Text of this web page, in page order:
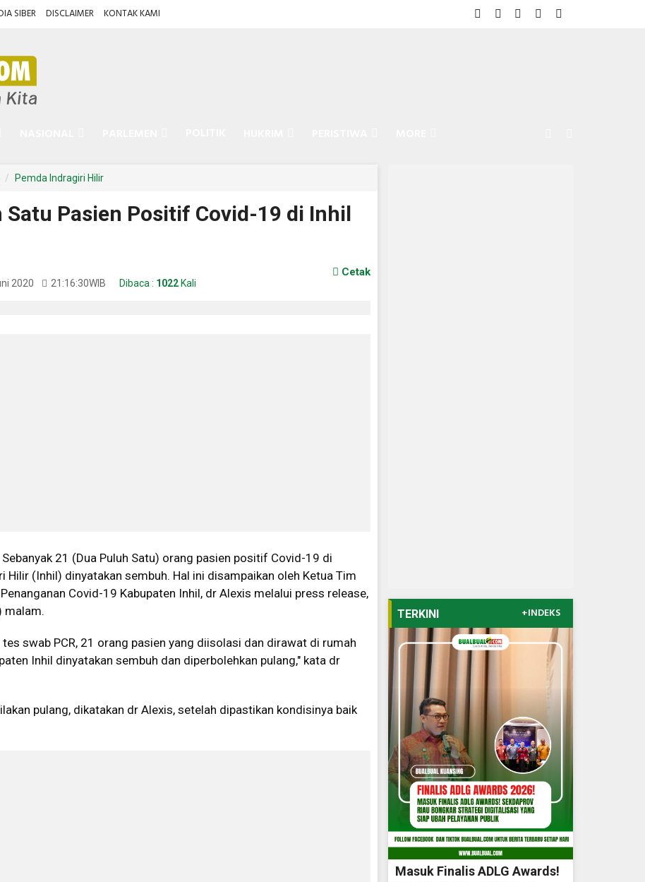
SIBER DISCLAIMER KONTAK KAMI
Pemda Indragiri Hilir
Satu Pasien Positif Covid-19 di Inhil
2020 21:16:30WIB Dibaca : 1022 Kali
Cetak
Sebanyak 21 (Dua Puluh Satu) orang pasien positif Covid-19 di
Hilir (Inhil) dinyatakan sembuh. Hal ini disampaikan oleh Ketua Tim
Covid-19 Kabupaten Inhil, dr Alexis melalui press release,
malam.
swab PCR, 21 orang pasien yang diisolasi dan dirawat di rumah
Inhil dinyatakan sembuh dan diperbolehkan pulang," kata dr
pulang, dikatakan dr Alexis, setelah dipastikan kondisinya baik
TERKINI +INDEKS
Masuk Finalis ADLG Awards!